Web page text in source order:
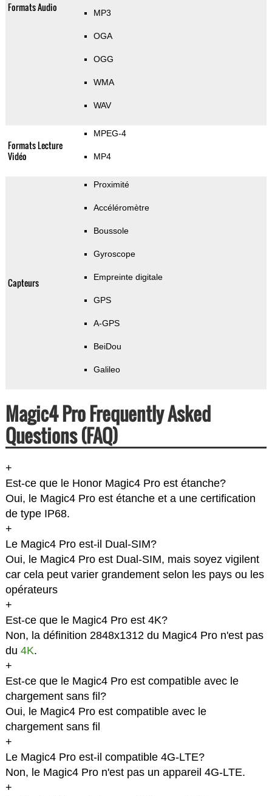
Formats Audio MP3
OGA
OGG
WMA
WAV
Formats Lecture
Vidéo
MPEG-4
MP4
Capteurs
Proximité
Accéléromètre
Boussole
Gyroscope
Empreinte digitale
GPS
A-GPS
BeiDou
Galileo
Magic4 Pro Frequently Asked
Questions (FAQ)
+
Est-ce que le Honor Magic4 Pro est étanche?
Oui, le Magic4 Pro est étanche et a une certification
de type IP68.
+
Le Magic4 Pro est-il Dual-SIM?
Oui, le Magic4 Pro est Dual-SIM, mais soyez vigilent
car cela peut varier grandement selon les pays ou les
opérateurs
+
Est-ce que le Magic4 Pro est 4K?
Non, la définition 2848x1312 du Magic4 Pro n'est pas
du 4K.
+
Est-ce que le Magic4 Pro est compatible avec le
chargement sans fil?
Oui, le Magic4 Pro est compatible avec le
chargement sans fil
+
Le Magic4 Pro est-il compatible 4G-LTE?
Non, le Magic4 Pro n'est pas un appareil 4G-LTE.
+